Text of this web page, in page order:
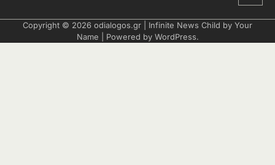
Copyright © 2026 odialogos.gr | Infinite News Child by Your
Name | Powered by WordPress.